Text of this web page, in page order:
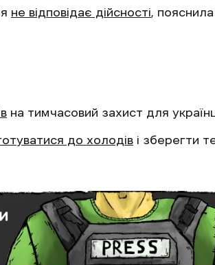
не відповідає дійсності , пояснила
на тимчасовий захист для
до холодів і зберегти